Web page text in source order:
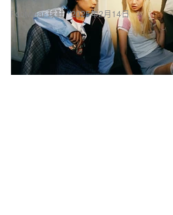
Footwear 球鞋 2025年2月14日